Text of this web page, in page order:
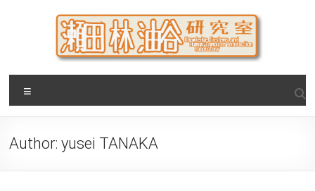
瀬田・林・油谷研究室
大阪公立大学 大学院 情報学研究科 学際情報学専攻 / 大阪府
立大学 理学部 情報数理科学科(大学院 理学系研究科 情報数理
Author:yusei TANAKA